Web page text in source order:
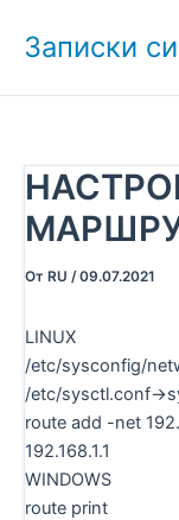
Записки
От RU /09.07.2021
LINUX
/etc/sysconfig/
/etc/sysctl.conf-
route add -net
192.168.1.1
WINDOWS
route print